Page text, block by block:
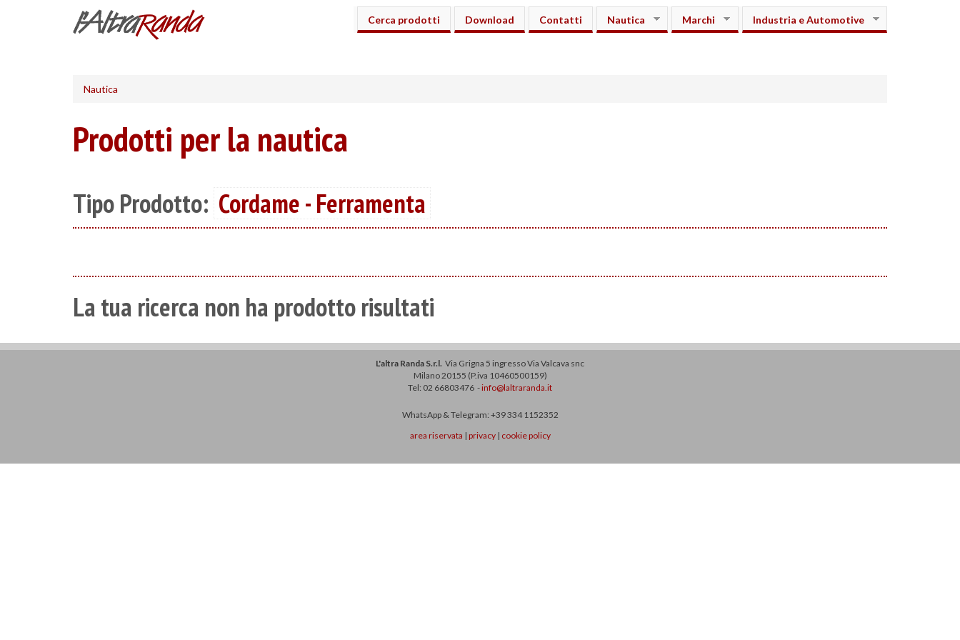
Cerca prodotti Download Contatti Nautica Marchi Industria e Automotive
Nautica
Prodotti per la nautica
Tipo Prodotto: Cordame - Ferramenta
La tua ricerca non ha prodotto risultati
L'altra Randa S.r.l. Via Grigna 5 ingresso Via Valcava snc
Milano 20155 (P.iva 10460500159)
Tel: 02 66803476 -info@laltraranda.it
WhatsApp & Telegram: +39 334 1152352
area riservata | privacy| cookie policy